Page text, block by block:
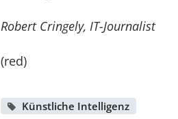
Robert Cringely, IT-Journalist
(red)
Künstliche Intelligenz